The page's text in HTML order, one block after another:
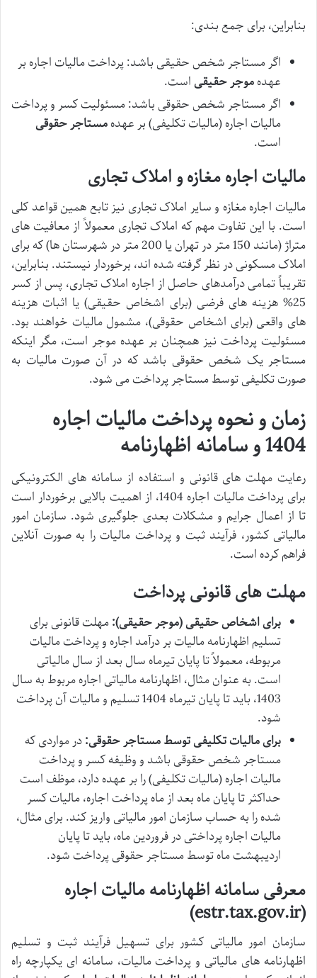
بنابراین، برای جمع بندی:
اگر مستاجر شخص حقیقی باشد: پرداخت مالیات اجاره بر
عهدهموجر حقیقی است.
اگر مستاجر شخص حقوقی باشد: مسئولیت کسر و پرداخت
مالیات اجاره (مالیات تکلیفی) بر عهدهمستاجر حقوقی
است.
مالیات اجاره مغازه و املاک تجاری
مالیات اجاره مغازه و سایر املاک تجاری نیز تابع همین قواعد کلی
است. با این تفاوت مهم که املاک تجاری معمولاً از معافیت های
متراژ (مانند 150 متر در تهران یا 200 متر در شهرستان ها) که برای
املاک مسکونی در نظر گرفته شده اند، برخوردار نیستند. بنابراین،
تقریباً تمامی درآمدهای حاصل از اجاره املاک تجاری، پس از کسر
25% هزینه های فرضی (برای اشخاص حقیقی) یا اثبات هزینه
های واقعی (برای اشخاص حقوقی)، مشمول مالیات خواهند بود.
مسئولیت پرداخت نیز همچنان بر عهده موجر است، مگر اینکه
مستاجر یک شخص حقوقی باشد که در آن صورت مالیات به
صورت تکلیفی توسط مستاجر پرداخت می شود.
زمان و نحوه پرداخت مالیات اجاره
1404 و سامانه اظهارنامه
رعایت مهلت های قانونی و استفاده از سامانه های الکترونیکی
برای پرداخت مالیات اجاره 1404، از اهمیت بالایی برخوردار است
تا از اعمال جرایم و مشکلات بعدی جلوگیری شود. سازمان امور
مالیاتی کشور، فرآیند ثبت و پرداخت مالیات را به صورت آنلاین
فراهم کرده است.
مهلت های قانونی پرداخت
برای اشخاص حقیقی (موجر حقیقی):مهلت قانونی برای
تسلیم اظهارنامه مالیات بر درآمد اجاره و پرداخت مالیات
مربوطه، معمولاً تا پایان تیرماه سال بعد از سال مالیاتی
است. به عنوان مثال، اظهارنامه مالیاتی اجاره مربوط به سال
1403، باید تا پایان تیرماه 1404 تسلیم و مالیات آن پرداخت
شود.
برای مالیات تکلیفی توسط مستاجر حقوقی:در مواردی که
مستاجر شخص حقوقی باشد و وظیفه کسر و پرداخت
مالیات اجاره (مالیات تکلیفی) را بر عهده دارد، موظف است
حداکثر تا پایان ماه بعد از ماه پرداخت اجاره، مالیات کسر
شده را به حساب سازمان امور مالیاتی واریز کند. برای مثال،
مالیات اجاره پرداختی در فروردین ماه، باید تا پایان
اردیبهشت ماه توسط مستاجر حقوقی پرداخت شود.
معرفی سامانه اظهارنامه مالیات اجاره
(estr.tax.gov.ir)
سازمان امور مالیاتی کشور برای تسهیل فرآیند ثبت و تسلیم
اظهارنامه های مالیاتی و پرداخت مالیات، سامانه ای یکپارچه راه